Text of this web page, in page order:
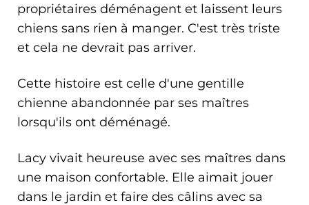
propriétaires déménagent et laissent leurs
chiens sans rien à manger. C'est très triste
et cela ne devrait pas arriver.
Cette histoire est celle d'une gentille
chienne abandonnée par ses maîtres
lorsqu'ils ont déménagé.
Lacy vivait heureuse avec ses maîtres dans
une maison confortable. Elle aimait jouer
dans le jardin et faire des câlins avec sa